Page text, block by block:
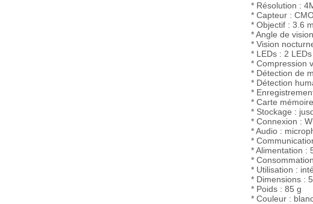
* Résolution :
* Capteur :
* Objectif : 3.6
* Angle de
* Vision
* LEDs : 2
* Compression
* Détection de
* Détection
*
* Carte
* Stockage :
* Connexion :
* Audio :
*
* Alimentation :
*
* Utilisation :
* Dimensions :
* Poids : 85 g
* Couleur :